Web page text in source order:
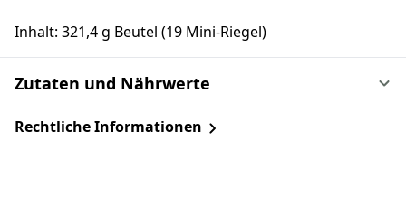
Inhalt: 321,4 g Beutel (19 Mini-Riegel)
Zutaten und Nährwerte
Rechtliche Informationen